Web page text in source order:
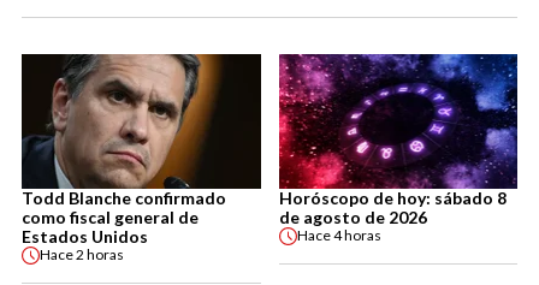
Todd Blanche confirmado
como fiscal general de
Estados Unidos
Hace2 horas
Horóscopo de hoy: sábado 8
de agosto de 2026
Hace4 horas